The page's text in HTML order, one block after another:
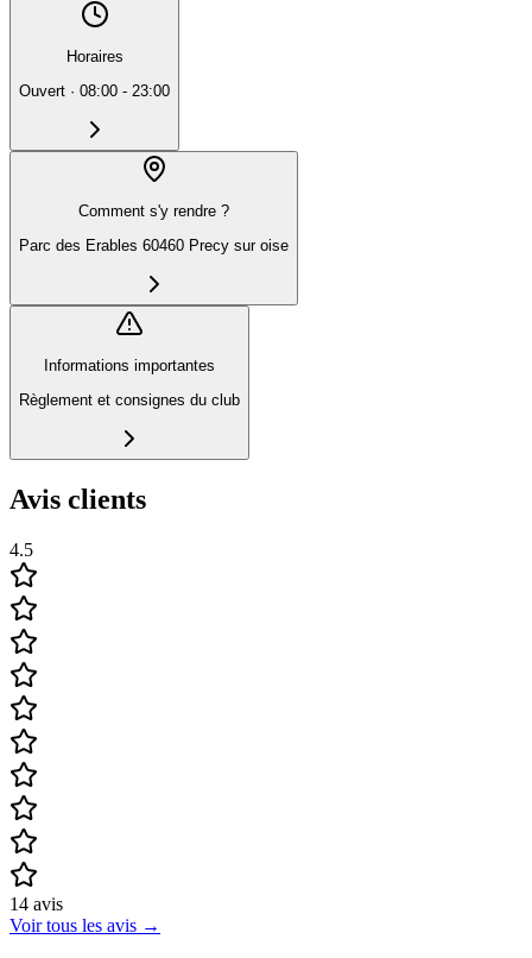
Horaires
Ouvert · 08:00 - 23:00
Comment s'y rendre ?
Parc des Erables 60460 Precy sur oise
Informations importantes
Règlement et consignes du club
Avis clients
4.5
14 avis
Voir tous les avis →